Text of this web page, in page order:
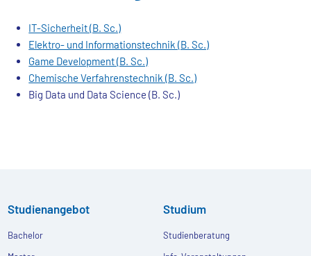
IT-Sicherheit (B. Sc.)
Elektro- und Informationstechnik (B. Sc.)
Game Development (B. Sc.)
Chemische Verfahrenstechnik (B. Sc.)
Big Data und Data Science (B. Sc.)
Studienangebot
Bachelor
Studium
Studienberatung